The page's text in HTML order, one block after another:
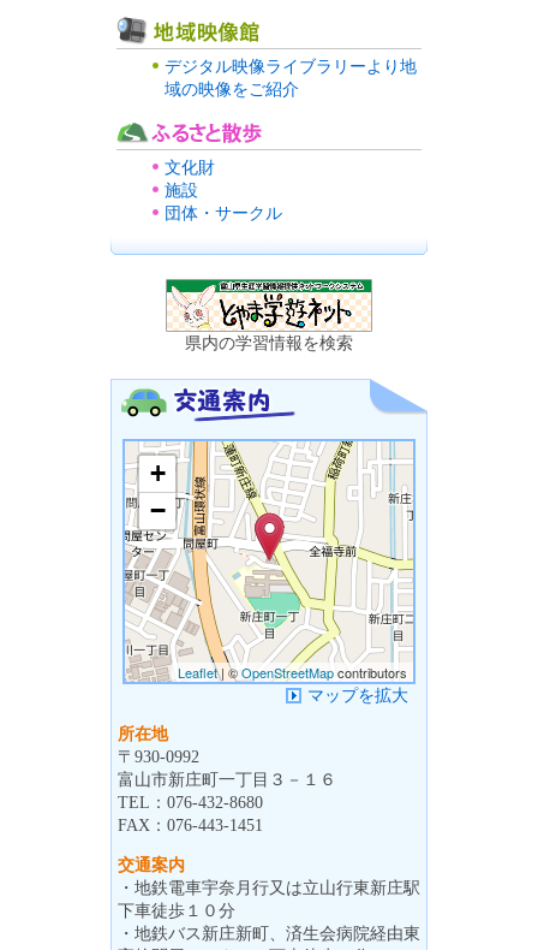
デジタル映像ライブラリーより地
域の映像をご紹介
文化財
施設
団体・サークル
県内の学習情報を検索
+
−
Leaflet| ©OpenStreetMapcontributors
マップを拡大
所在地
〒 930-0992
富山市新庄町一丁目３－１６
TEL： 076-432-8680
FAX： 076-443-1451
交通案内
・地鉄電車宇奈月行又は立山行東新庄駅
下車徒歩１０分
・地鉄バス新庄新町、済生会病院経由東